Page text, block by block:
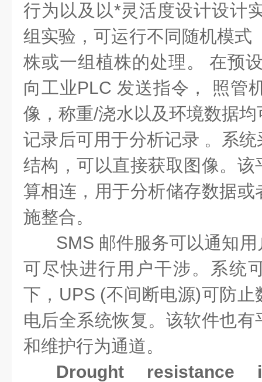
行为以及以*灵活度设计设计
组实验，可运行不同随机模式
株或一组植株的处理。 在预
向工业PLC 发送指令， 照管
像，称重/浇水以及环境数据
记录后可用于分析记录 。系
结构，可以直接获取图像。
算相连，用于分析储存数据
施整合。
SMS 邮件服务可以通知
可尽快进行用户干涉。系统
下，UPS (不间断电源)可防
电后全系统恢复。该软件也
和维护行为通道。
Drought